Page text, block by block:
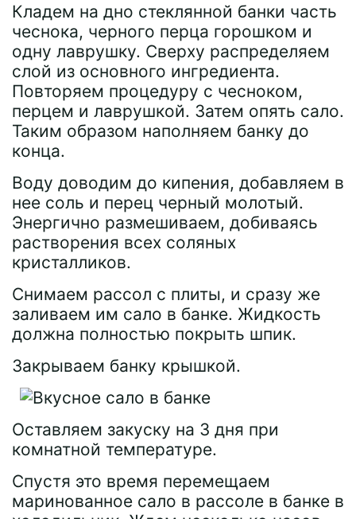
Кладем на дно стеклянной банки часть
чеснока, черного перца горошком и
одну лаврушку. Сверху распределяем
слой из основного ингредиента.
Повторяем процедуру с чесноком,
перцем и лаврушкой. Затем опять сало.
Таким образом наполняем банку до
конца.
Воду доводим до кипения, добавляем в
нее соль и перец черный молотый.
Энергично размешиваем, добиваясь
растворения всех соляных
кристалликов.
Снимаем рассол с плиты, и сразу же
заливаем им сало в банке. Жидкость
должна полностью покрыть шпик.
Закрываем банку крышкой.
Оставляем закуску на 3 дня при
комнатной температуре.
Спустя это время перемещаем
маринованное сало в рассоле в банке в